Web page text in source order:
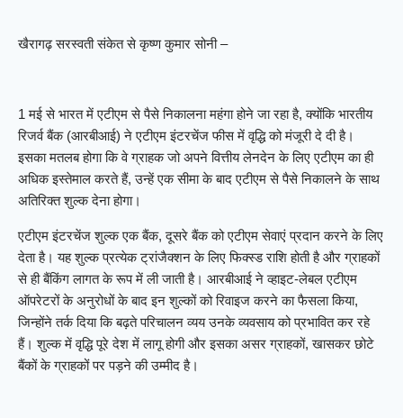
खैरागढ़ सरस्वती संकेत से कृष्ण कुमार सोनी –
1 मई से भारत में एटीएम से पैसे निकालना महंगा होने जा रहा है, क्योंकि भारतीय
रिजर्व बैंक (आरबीआई) ने एटीएम इंटरचेंज फीस में वृद्धि को मंजूरी दे दी है।
इसका मतलब होगा कि वे ग्राहक जो अपने वित्तीय लेनदेन के लिए एटीएम का ही
अधिक इस्तेमाल करते हैं, उन्हें एक सीमा के बाद एटीएम से पैसे निकालने के साथ
अतिरिक्त शुल्क देना होगा।
एटीएम इंटरचेंज शुल्क एक बैंक, दूसरे बैंक को एटीएम सेवाएं प्रदान करने के लिए
देता है। यह शुल्क प्रत्येक ट्रांजैक्शन के लिए फिक्स्ड राशि होती है और ग्राहकों
से ही बैंकिंग लागत के रूप में ली जाती है। आरबीआई ने व्हाइट-लेबल एटीएम
ऑपरेटरों के अनुरोधों के बाद इन शुल्कों को रिवाइज करने का फैसला किया,
जिन्होंने तर्क दिया कि बढ़ते परिचालन व्यय उनके व्यवसाय को प्रभावित कर रहे
हैं। शुल्क में वृद्धि पूरे देश में लागू होगी और इसका असर ग्राहकों, खासकर छोटे
बैंकों के ग्राहकों पर पड़ने की उम्मीद है।